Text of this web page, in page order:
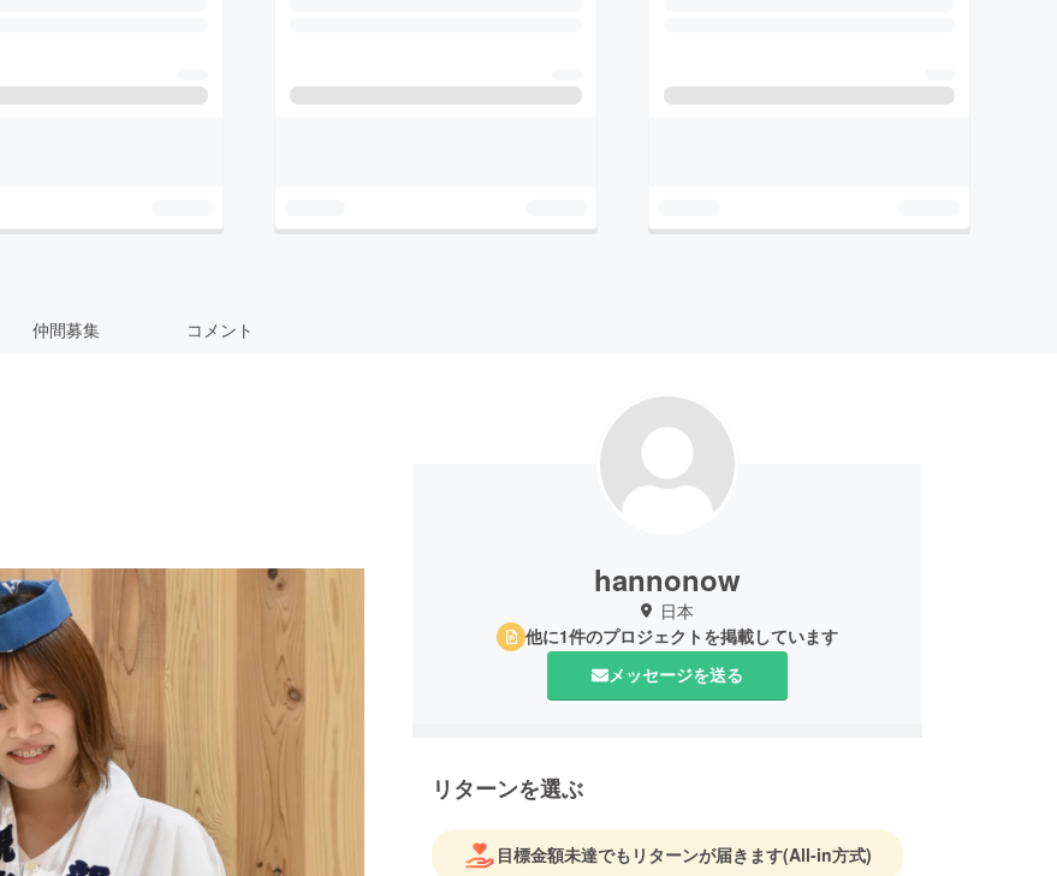
仲間募集 コメント
hannonow
日本
他に1件のプロジェクトを掲載しています
メッセージを送る
リターンを選ぶ
目標金額未達でもリターンが届きます(All-in方式)